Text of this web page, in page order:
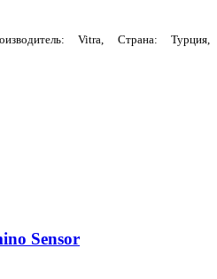
Vitra, Страна: Турция,
Sensor